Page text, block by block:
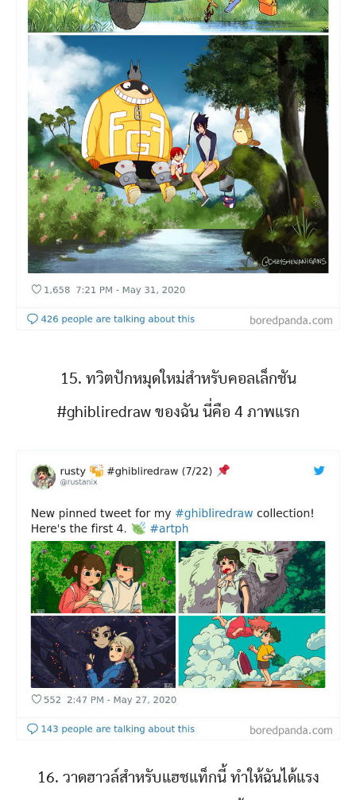
15. ทวิตปักหมุดใหม่สำหรับคอลเล็กชัน
#ghibliredraw ของฉัน นี่คือ 4 ภาพแรก
16. วาดฮาวล์สำหรับแฮชแท็กนี้ ทำให้ฉันได้แรง